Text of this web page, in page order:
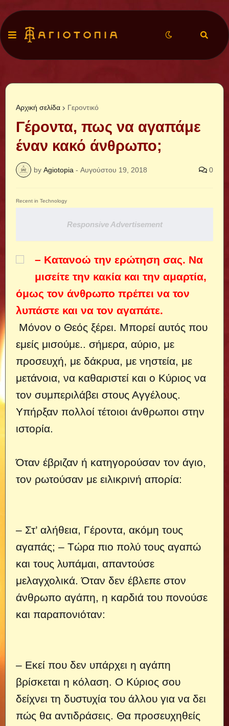
Αρχική σελίδα Γεροντικό
Γέροντα, πως να αγαπάμε
έναν κακό άνθρωπο;
by Agiotopia - Αυγούστου 19, 2018 0
Recent in Technology
Responsive Advertisement
– Κατανοώ την ερώτηση σας. Να
μισείτε την κακία και την αμαρτία,
όμως τον άνθρωπο πρέπει να τον
λυπάστε και να τον αγαπάτε.
Μόνον ο Θεός ξέρει. Μπορεί αυτός που
εμείς μισούμε.. σήμερα, αύριο, με
προσευχή, με δάκρυα, με νηστεία, με
μετάνοια, να καθαριστεί και ο Κύριος να
τον συμπεριλάβει στους Αγγέλους.
Υπήρξαν πολλοί τέτοιοι άνθρωποι στην
ιστορία.
Όταν έβριζαν ή κατηγορούσαν τον άγιο,
τον ρωτούσαν με ειλικρινή απορία:
– Στ’ αλήθεια, Γέροντα, ακόμη τους
αγαπάς; – Τώρα πιο πολύ τους αγαπώ
και τους λυπάμαι, απαντούσε
μελαγχολικά. Όταν δεν έβλεπε στον
άνθρωπο αγάπη, η καρδιά του πονούσε
και παραπονιόταν:
– Εκεί που δεν υπάρχει η αγάπη
βρίσκεται η κόλαση. Ο Κύριος σου
δείχνει τη δυστυχία του άλλου για να δει
πώς θα αντιδράσεις. Θα προσευχηθείς